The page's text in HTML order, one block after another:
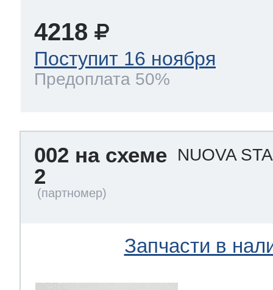
4218
Поступит 16 ноября
Предоплата 50%
002 на схеме
2
NUOVA
Запчасти в